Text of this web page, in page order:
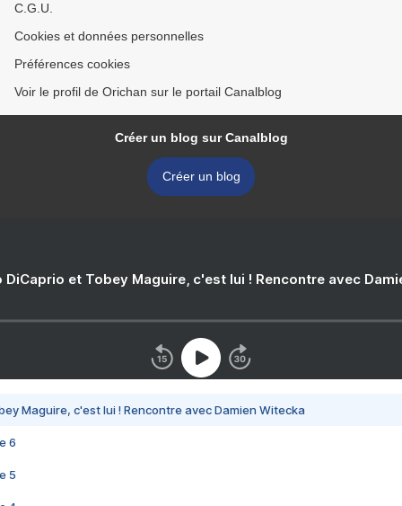
C.G.U.
Cookies et données personnelles
Préférences cookies
Voir le profil de Orichan sur le portail Canalblog
Créer un blog sur Canalblog
Créer un blog
DiCaprio et Tobey Maguire, c'est lui ! Rencontre avec
Maguire, c'est lui ! Rencontre avec Damien Witecka
6
5